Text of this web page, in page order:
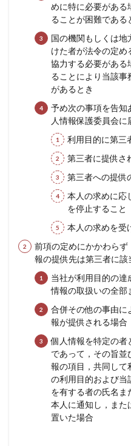
めに特に必要がある
ることが困難である
国の機関もしくは地
けた者が法令の定め
協力する必要がある
ることにより当該
があるとき
予め次の事項を告知
人情報保護委員会に
利用目的に第三
第三者に提供さ
第三者への提供
本人の求めに応
を停止すること
本人の求めを受
前項の定めにかかわら
報の提供先は第三者に該
当社が利用目的の達
情報の取扱いの全部
合併その他の事由に
報が提供される場合
個人情報を特定の者
であって，その旨
報の項目，共同して
の利用目的および当
を有する者の氏名ま
本人に通知し，また
置いた場合